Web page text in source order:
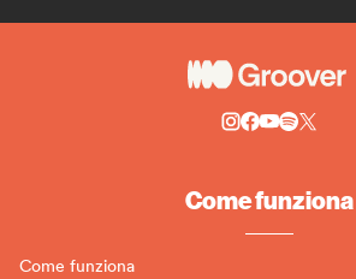
Come funziona
Come funziona